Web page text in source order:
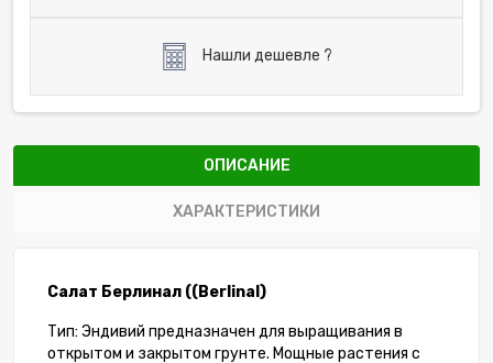
Нашли дешевле ?
ОПИСАНИЕ
ХАРАКТЕРИСТИКИ
Салат Берлинал ((Berlinal)
Тип: Эндивий предназначен для выращивания в
открытом и закрытом грунте. Мощные растения с